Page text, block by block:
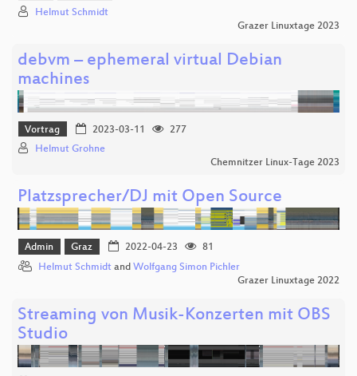
Helmut Schmidt
Grazer Linuxtage 2023
debvm – ephemeral virtual Debian
machines
Vortrag 2023-03-11
277
Helmut Grohne
Chemnitzer Linux-Tage 2023
Platzsprecher/DJ mit Open Source
Admin Graz 2022-04-23
81
Helmut Schmidt and Wolfgang Simon Pichler
Grazer Linuxtage 2022
Streaming von Musik-Konzerten mit OBS
Studio